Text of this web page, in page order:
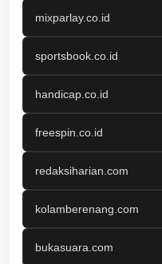
mixparlay.co.id
sportsbook.co.id
handicap.co.id
freespin.co.id
redaksiharian.com
kolamberenang.com
bukasuara.com